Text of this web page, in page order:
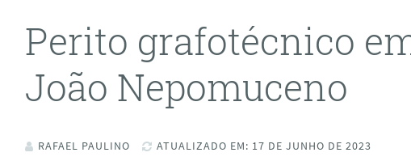
Perito grafotécnico
João Nepomuceno
RAFAEL PAULINO
ATUALIZADO EM: 17 DE JUNHO DE 2023